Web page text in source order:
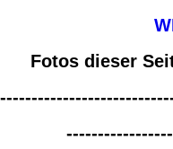
Fotos dieser